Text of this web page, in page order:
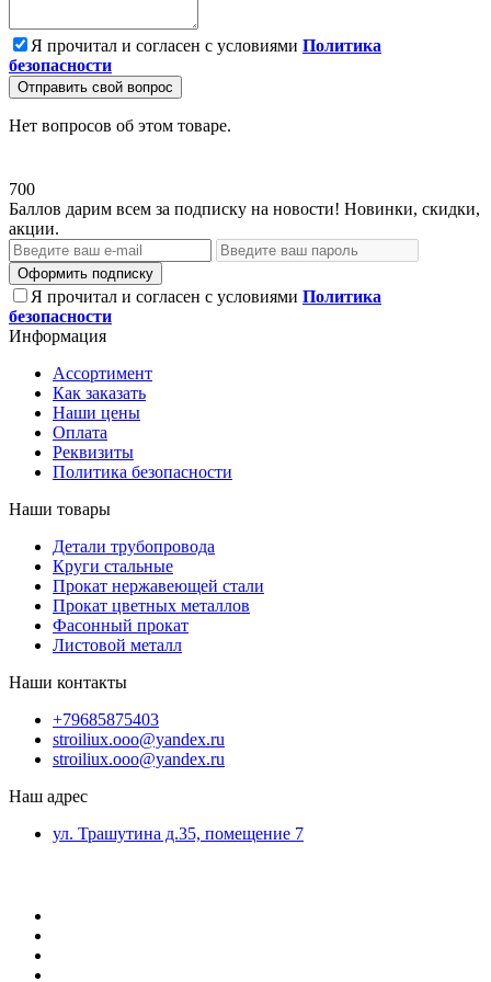
Я прочитал и согласен с условиями Политика
безопасности
Отправить свой вопрос
Нет вопросов об этом товаре.
700
Баллов дарим всем за подписку на новости! Новинки, скидки,
акции.
Оформить подписку
Я прочитал и согласен с условиями Политика
безопасности
Информация
Ассортимент
Как заказать
Наши цены
Оплата
Реквизиты
Политика безопасности
Наши товары
Детали трубопровода
Круги стальные
Прокат нержавеющей стали
Прокат цветных металлов
Фасонный прокат
Листовой металл
Наши контакты
+79685875403
stroiliux.ooo@yandex.ru
stroiliux.ooo@yandex.ru
Наш адрес
ул. Трашутина д.35, помещение 7